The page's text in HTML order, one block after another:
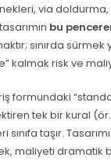
via doldurma,
bu
sınırda
kalmak risk ve
formundaki
tek bir kural
sınıfa taşır.
maliyeti dramatik